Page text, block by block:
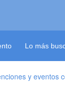
Lo más
y eventos